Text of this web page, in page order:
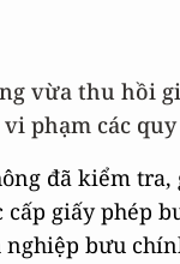
vừa thu hồi
phạm các
đã kiểm
giấy phép
bưu